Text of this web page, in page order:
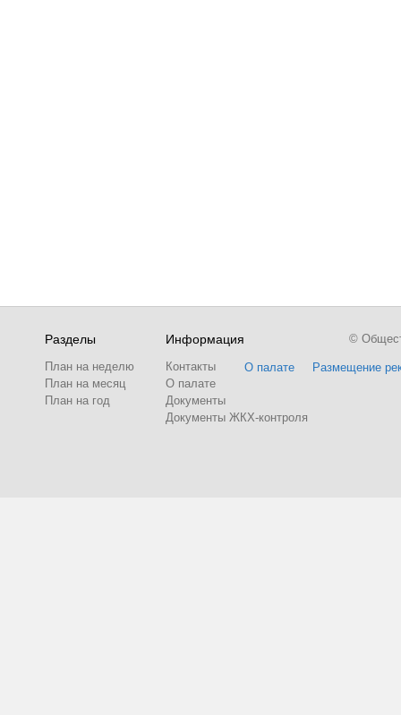
Разделы
План на неделю
План на месяц
План на год
Информация
Контакты
О палате
Документы
Документы ЖКХ-контроля
О палате Размещение
©